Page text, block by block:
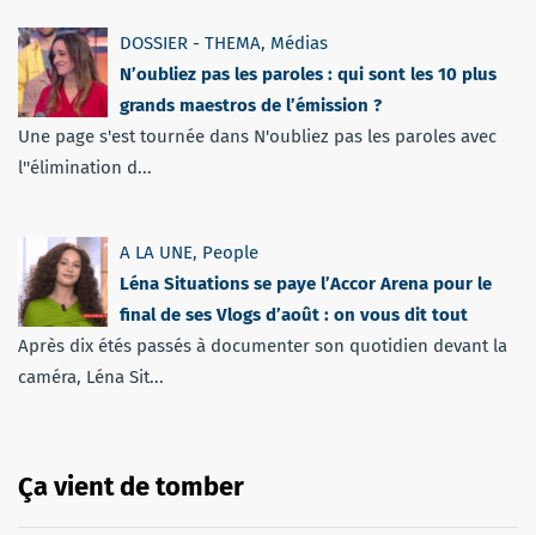
DOSSIER - THEMA, Médias
N’oubliez pas les paroles : qui sont les 10 plus
grands maestros de l’émission ?
Une page s'est tournée dans N'oubliez pas les paroles avec
l''élimination d...
A LA UNE, People
Léna Situations se paye l’Accor Arena pour le
final de ses Vlogs d’août : on vous dit tout
Après dix étés passés à documenter son quotidien devant la
caméra, Léna Sit...
Ça vient de tomber